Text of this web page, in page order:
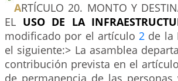
ARTÍCULO 20. MONTO Y
EL USO DE LA
modificado por el artículo2 de la
el siguiente:> La asamblea
contribución prevista en el
de permanencia de las